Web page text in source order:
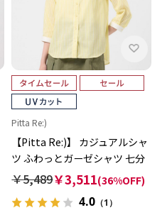
Pitta Re:)
【Pitta Re:)】 カジュアルシャ
ツ ふわっとガーゼシャツ 七分
袖 綿100% レディース
￥5,489￥3,511(36%OFF)
4.0 （1）